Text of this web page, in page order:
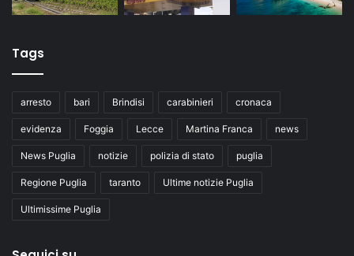
Tags
arresto bari Brindisi carabinieri cronaca
evidenza Foggia Lecce Martina Franca news
News Puglia notizie polizia di stato puglia
Regione Puglia taranto Ultime notizie Puglia
Ultimissime Puglia